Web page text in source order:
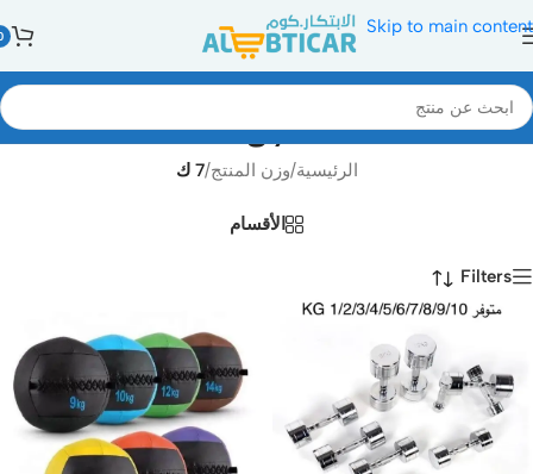
Skip to main content
7 ك
الرئيسية/وزن المنتج/7 ك
الأقسام
Filters